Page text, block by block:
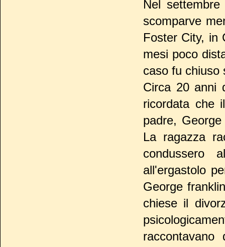
Nel
scomparve
Foster City, in
mesi poco
caso fu chiuso
Circa 20 anni
ricordata che
padre,
La ragazza
condussero
all'ergastolo
George
chiese il